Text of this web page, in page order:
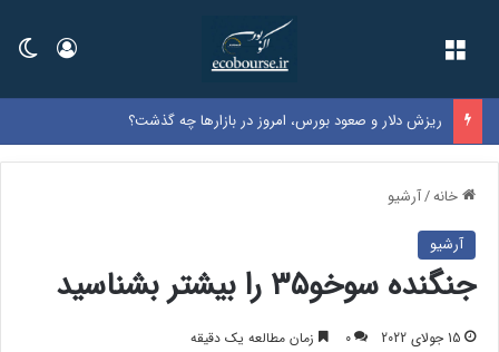
ورود
ریزش دلار و صعود بورس، امروز در بازارها چه گذشت؟
خانه/آرشیو
آرشیو
جنگنده سوخو۳۵ را بیشتر بشناسید
15 جولای 2022 0 زمان مطالعه یک دقیقه